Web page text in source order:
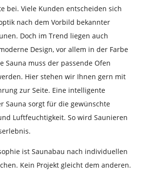
bei. Viele Kunden entscheiden sich
nach dem Vorbild bekannter
Doch im Trend liegen auch
Design, vor allem in der Farbe
Sauna muss der passende Ofen
Hier stehen wir Ihnen gern mit
zur Seite. Eine intelligente
Sauna sorgt für die gewünschte
Luftfeuchtigkeit. So wird Saunieren
ist Saunabau nach individuellen
Kein Projekt gleicht dem anderen.